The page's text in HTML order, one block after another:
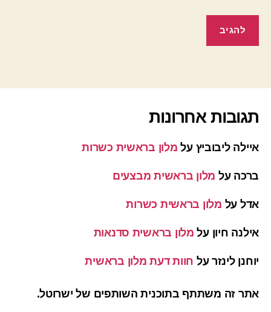
תגובות אחרונות
איילה ליבוביץ על מלון בראשית כשרות
ברכה על מלון בראשית מבצעים
אדל על מלון בראשית כשרות
אילנה חיון על מלון בראשית סדנאות
יוחנן לינזר על חוות דעת מלון בראשית
אתר זה משתתף בתוכנית השותפים של ישרוטל.